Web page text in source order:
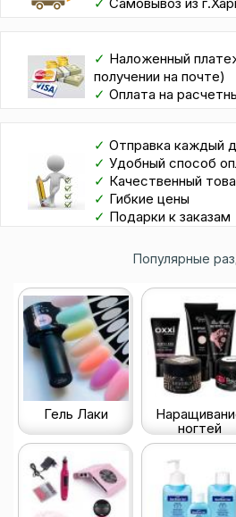
✓ Наложенный
получении на почте)
✓ Оплата на
✓ Отправка каждый
✓ Удобный способ
✓ Качественный
✓ Гибкие цены
✓ Подарки к заказам
Популярные
Гель Лаки
ногтей